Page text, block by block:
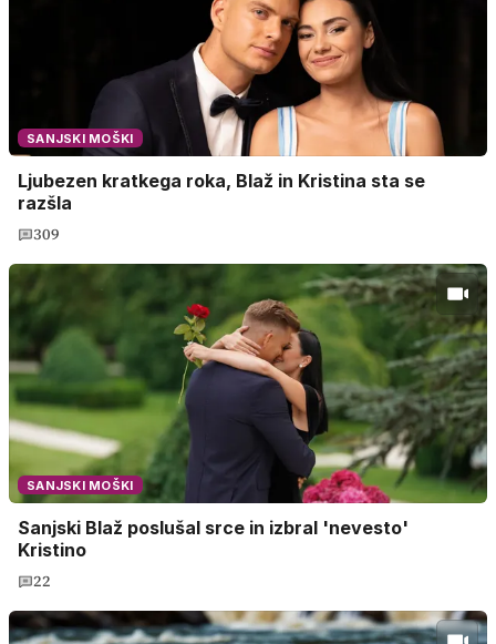
SANJSKI MOŠKI
Ljubezen kratkega roka, Blaž in Kristina sta se
razšla
309
SANJSKI MOŠKI
Sanjski Blaž poslušal srce in izbral 'nevesto'
Kristino
22